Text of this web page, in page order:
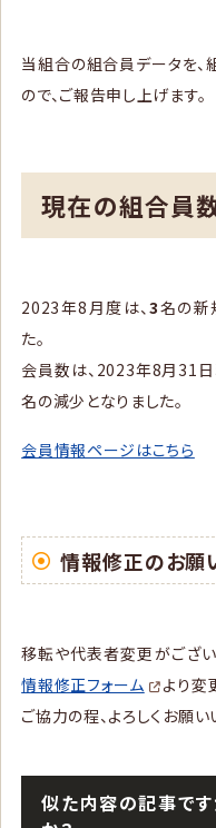
当組合の組合員データを
ので、ご報告申し上げます。
現在の組合員
2023年8月度は、3名の新
た。
会員数は、2023年8月31日
名の減少となりました。
会員情報ページはこちら
情報修正のお願
移転や代表者変更がござい
情報修正フォーム
より変
ご協力の程、よろしくお願い
似た内容の記事です